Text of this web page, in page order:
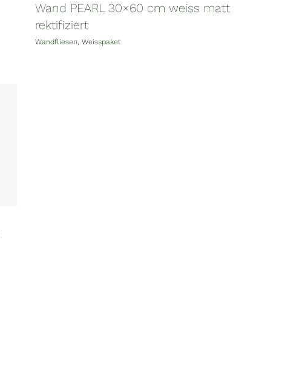
Wand PEARL 30×60 cm weiss matt
rektifiziert
Wandfliesen, Weisspaket